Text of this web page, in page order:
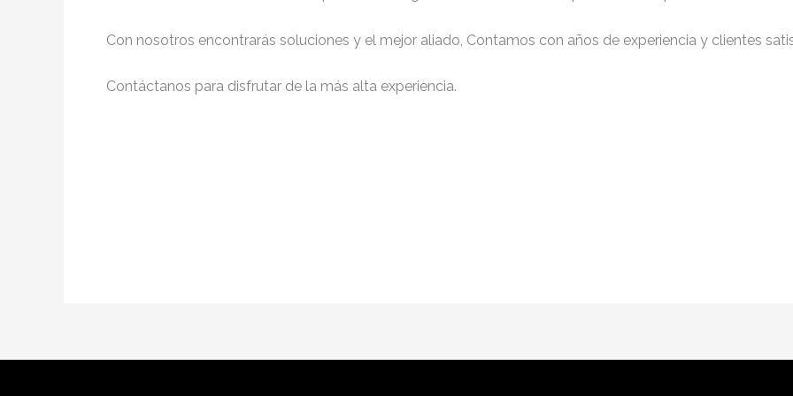
Con nosotros encontrarás soluciones y el mejor aliado, Contamos con años de experiencia y clientes
Contáctanos para disfrutar de la más alta experiencia.